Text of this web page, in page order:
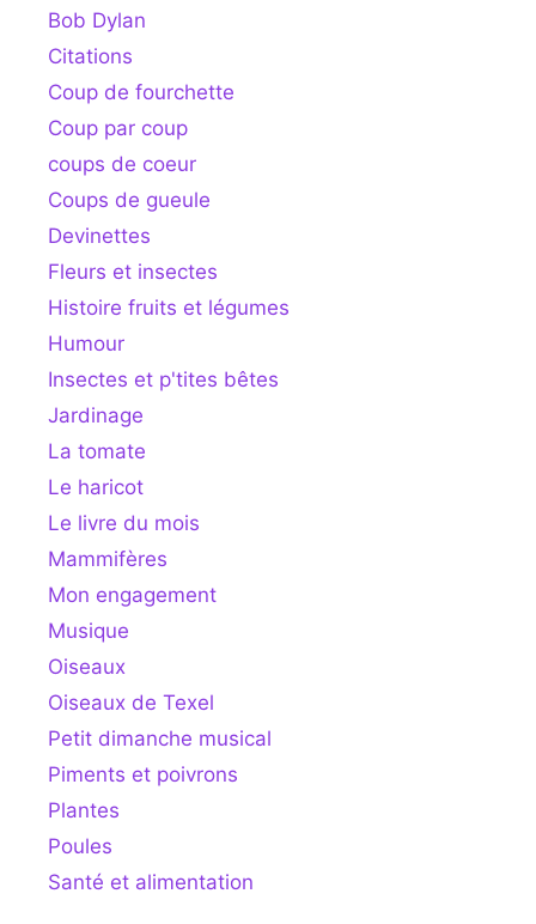
Bob Dylan
Citations
Coup de fourchette
Coup par coup
coups de coeur
Coups de gueule
Devinettes
Fleurs et insectes
Histoire fruits et légumes
Humour
Insectes et p'tites bêtes
Jardinage
La tomate
Le haricot
Le livre du mois
Mammifères
Mon engagement
Musique
Oiseaux
Oiseaux de Texel
Petit dimanche musical
Piments et poivrons
Plantes
Poules
Santé et alimentation